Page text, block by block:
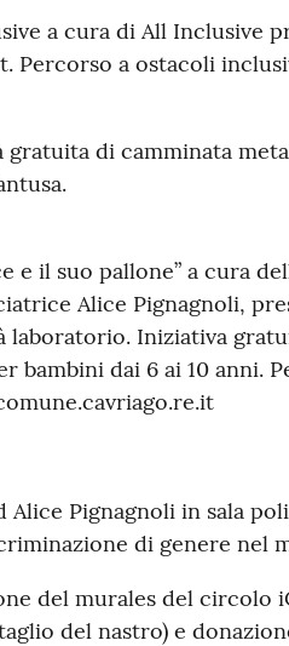
a cura di All Inclusive
Percorso a ostacoli
gratuita di camminata
e il suo pallone” a cura
Alice Pignagnoli,
laboratorio. Iniziativa
bambini dai 6 ai 10 anni.
Pignagnoli in sala
di genere nel
del murales del circolo
del nastro) e